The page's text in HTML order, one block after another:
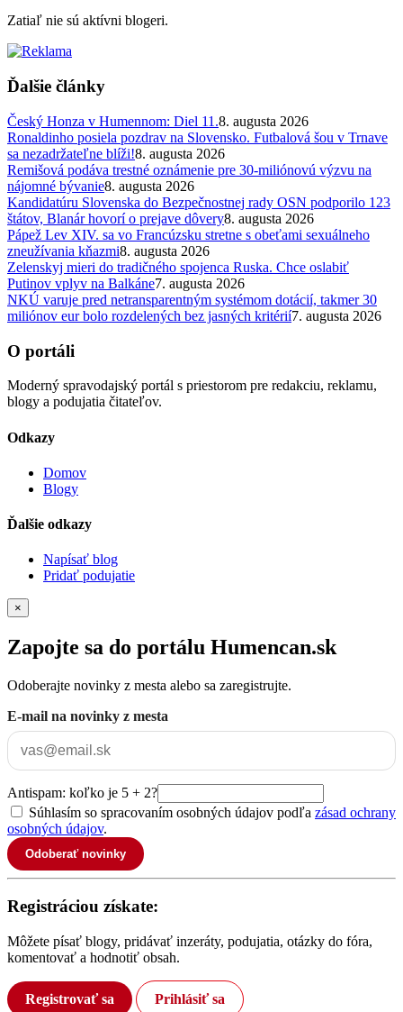
Zatiaľ nie sú aktívni blogeri.
Ďalšie články
Český Honza v Humennom: Diel 11.8. augusta 2026
Ronaldinho posiela pozdrav na Slovensko. Futbalová šou v Trnave
sa nezadržateľne blíži!8. augusta 2026
Remišová podáva trestné oznámenie pre 30-miliónovú výzvu na
nájomné bývanie8. augusta 2026
Kandidatúru Slovenska do Bezpečnostnej rady OSN podporilo 123
štátov, Blanár hovorí o prejave dôvery8. augusta 2026
Pápež Lev XIV. sa vo Francúzsku stretne s obeťami sexuálneho
zneužívania kňazmi8. augusta 2026
Zelenskyj mieri do tradičného spojenca Ruska. Chce oslabiť
Putinov vplyv na Balkáne7. augusta 2026
NKÚ varuje pred netransparentným systémom dotácií, takmer 30
miliónov eur bolo rozdelených bez jasných kritérií7. augusta 2026
O portáli
Moderný spravodajský portál s priestorom pre redakciu, reklamu,
blogy a podujatia čitateľov.
Odkazy
Domov
Blogy
Ďalšie odkazy
Napísať blog
Pridať podujatie
×
Zapojte sa do portálu Humencan.sk
Odoberajte novinky z mesta alebo sa zaregistrujte.
E-mail na novinky z mesta
Antispam: koľko je 5 + 2?
Súhlasím so spracovaním osobných údajov podľa zásad ochrany
osobných údajov.
Odoberať novinky
Registráciou získate:
Môžete písať blogy, pridávať inzeráty, podujatia, otázky do fóra,
komentovať a hodnotiť obsah.
Registrovať sa Prihlásiť sa